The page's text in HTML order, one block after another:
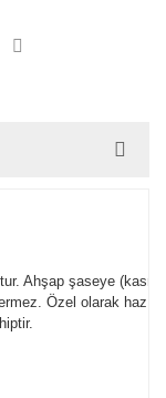
Ahşap şaseye
Özel olarak